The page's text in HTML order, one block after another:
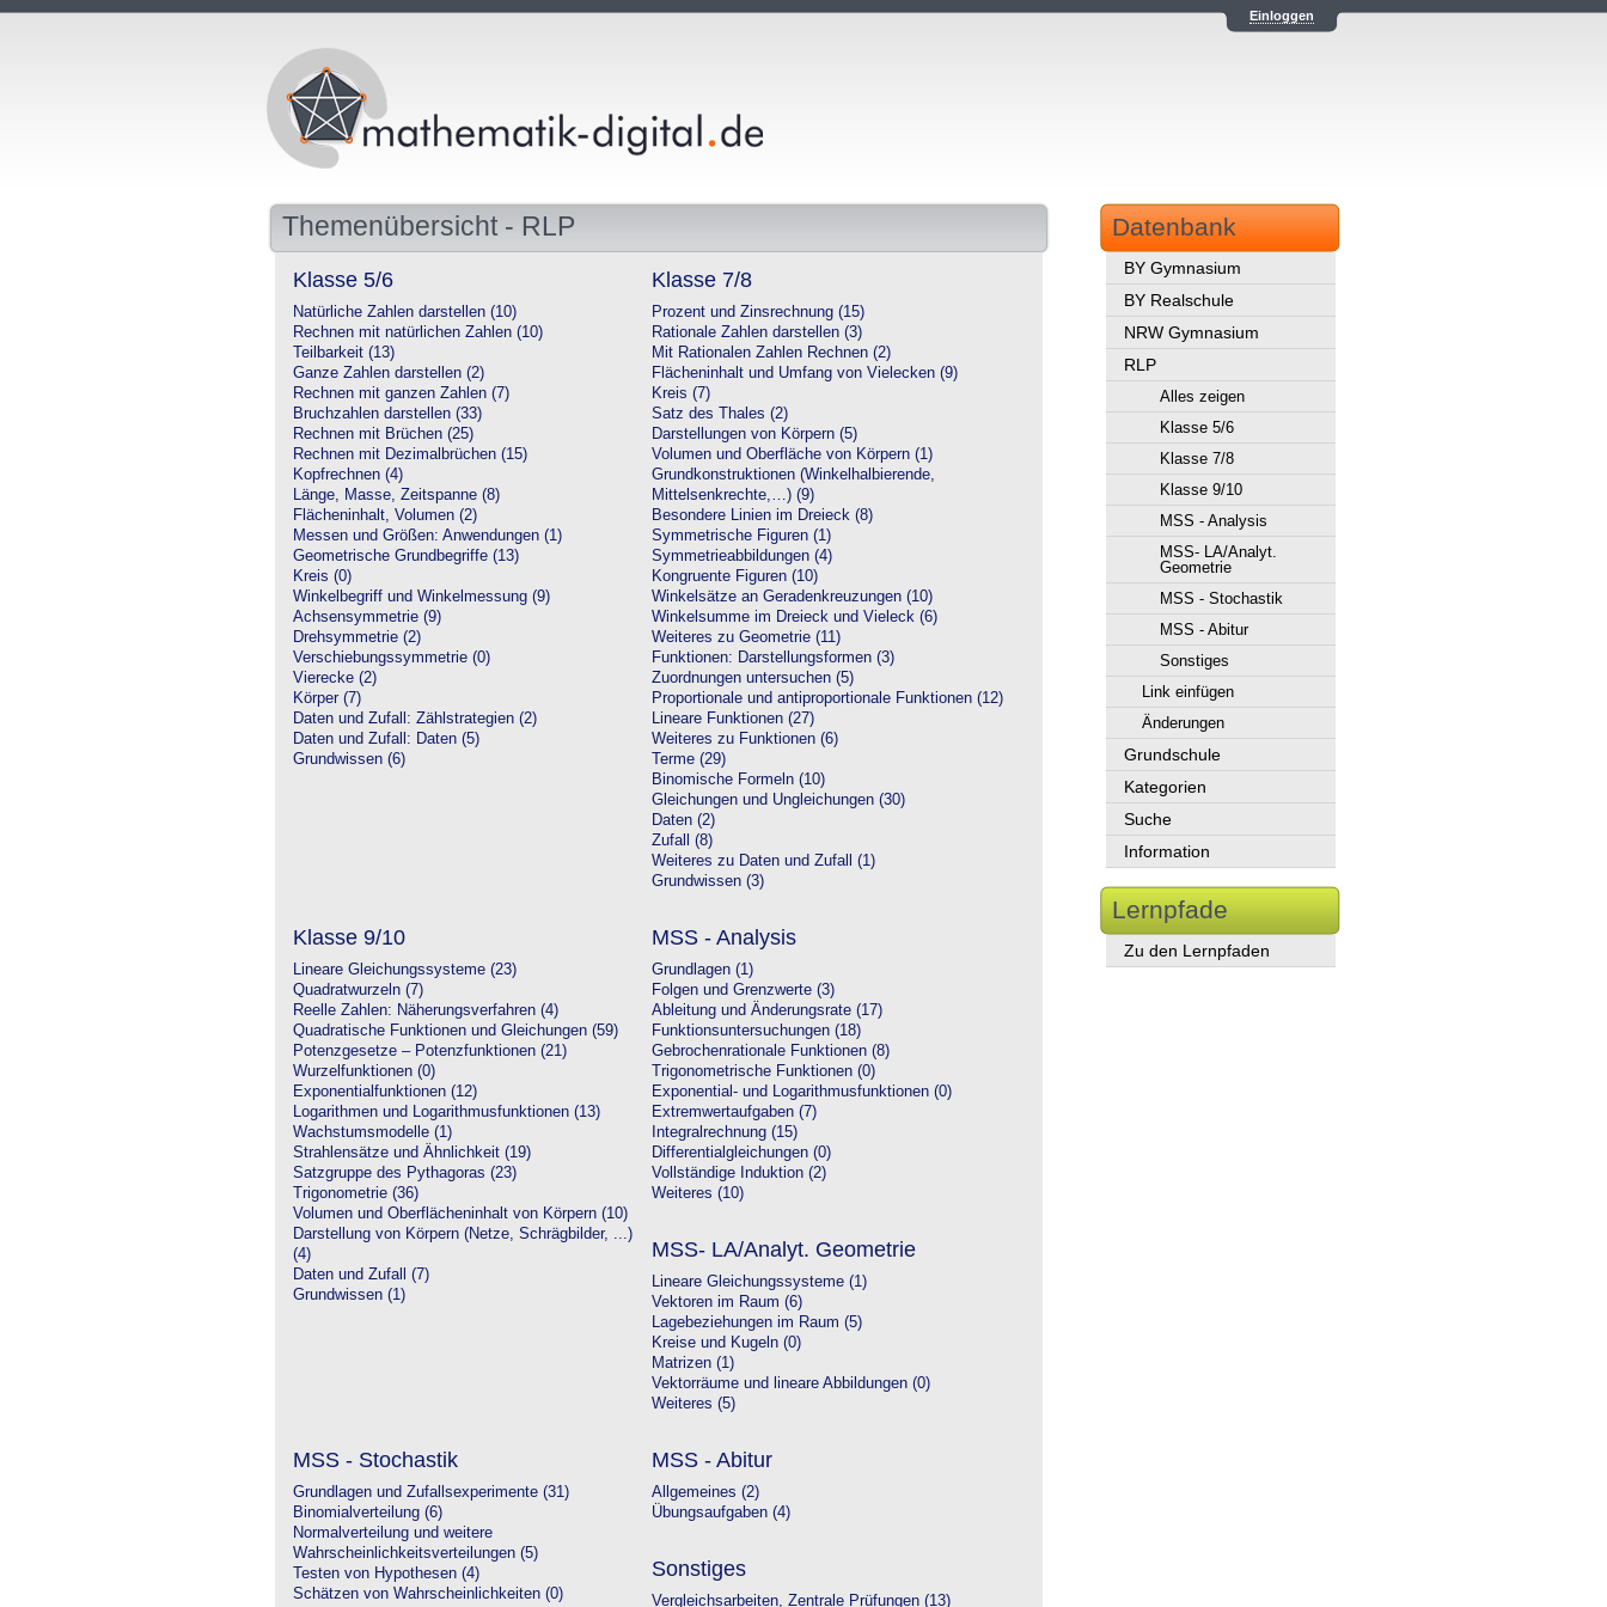
Einloggen
Themenübersicht - RLP
Klasse 5/6
Natürliche Zahlen darstellen (10)
Rechnen mit natürlichen Zahlen (10)
Teilbarkeit (13)
Ganze Zahlen darstellen (2)
Rechnen mit ganzen Zahlen (7)
Bruchzahlen darstellen (33)
Rechnen mit Brüchen (25)
Rechnen mit Dezimalbrüchen (15)
Kopfrechnen (4)
Länge, Masse, Zeitspanne (8)
Flächeninhalt, Volumen (2)
Messen und Größen: Anwendungen (1)
Geometrische Grundbegriffe (13)
Kreis (0)
Winkelbegriff und Winkelmessung (9)
Achsensymmetrie (9)
Drehsymmetrie (2)
Verschiebungssymmetrie (0)
Vierecke (2)
Körper (7)
Daten und Zufall: Zählstrategien (2)
Daten und Zufall: Daten (5)
Grundwissen (6)
Klasse 7/8
Prozent und Zinsrechnung (15)
Rationale Zahlen darstellen (3)
Mit Rationalen Zahlen Rechnen (2)
Flächeninhalt und Umfang von Vielecken (9)
Kreis (7)
Satz des Thales (2)
Darstellungen von Körpern (5)
Volumen und Oberfläche von Körpern (1)
Grundkonstruktionen (Winkelhalbierende,
Mittelsenkrechte,…) (9)
Besondere Linien im Dreieck (8)
Symmetrische Figuren (1)
Symmetrieabbildungen (4)
Kongruente Figuren (10)
Winkelsätze an Geradenkreuzungen (10)
Winkelsumme im Dreieck und Vieleck (6)
Weiteres zu Geometrie (11)
Funktionen: Darstellungsformen (3)
Zuordnungen untersuchen (5)
Proportionale und antiproportionale Funktionen (12)
Lineare Funktionen (27)
Weiteres zu Funktionen (6)
Terme (29)
Binomische Formeln (10)
Gleichungen und Ungleichungen (30)
Daten (2)
Zufall (8)
Weiteres zu Daten und Zufall (1)
Grundwissen (3)
Klasse 9/10
Lineare Gleichungssysteme (23)
Quadratwurzeln (7)
Reelle Zahlen: Näherungsverfahren (4)
Quadratische Funktionen und Gleichungen (59)
Potenzgesetze – Potenzfunktionen (21)
Wurzelfunktionen (0)
Exponentialfunktionen (12)
Logarithmen und Logarithmusfunktionen (13)
Wachstumsmodelle (1)
Strahlensätze und Ähnlichkeit (19)
Satzgruppe des Pythagoras (23)
Trigonometrie (36)
Volumen und Oberflächeninhalt von Körpern (10)
Darstellung von Körpern (Netze, Schrägbilder, ...)
(4)
Daten und Zufall (7)
Grundwissen (1)
MSS - Analysis
Grundlagen (1)
Folgen und Grenzwerte (3)
Ableitung und Änderungsrate (17)
Funktionsuntersuchungen (18)
Gebrochenrationale Funktionen (8)
Trigonometrische Funktionen (0)
Exponential- und Logarithmusfunktionen (0)
Extremwertaufgaben (7)
Integralrechnung (15)
Differentialgleichungen (0)
Vollständige Induktion (2)
Weiteres (10)
MSS- LA/Analyt. Geometrie
Lineare Gleichungssysteme (1)
Vektoren im Raum (6)
Lagebeziehungen im Raum (5)
Kreise und Kugeln (0)
Matrizen (1)
Vektorräume und lineare Abbildungen (0)
Weiteres (5)
MSS - Stochastik
Grundlagen und Zufallsexperimente (31)
Binomialverteilung (6)
Normalverteilung und weitere
Wahrscheinlichkeitsverteilungen (5)
Testen von Hypothesen (4)
Schätzen von Wahrscheinlichkeiten (0)
MSS - Abitur
Allgemeines (2)
Übungsaufgaben (4)
Sonstiges
Vergleichsarbeiten, Zentrale Prüfungen (13)
Datenbank
BY Gymnasium
BY Realschule
NRW Gymnasium
RLP
Alles zeigen
Klasse 5/6
Klasse 7/8
Klasse 9/10
MSS - Analysis
MSS- LA/Analyt.
Geometrie
MSS - Stochastik
MSS - Abitur
Sonstiges
Link einfügen
Änderungen
Grundschule
Kategorien
Suche
Information
Lernpfade
Zu den Lernpfaden